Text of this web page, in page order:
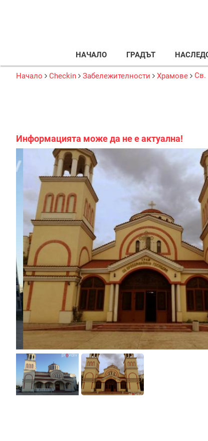
НАЧАЛО ГРАДЪТ
Начало Checkin Забележителности Храмове Св.
Информацията може да не е актуална!